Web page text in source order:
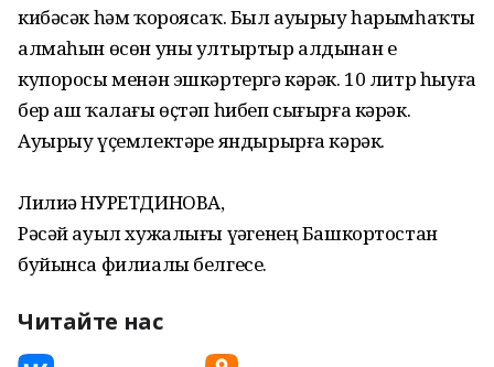
кибәсәк һәм ҡороясаҡ. Был ауырыу һарымһаҡты
алмаһын өсөн уны ултыртыр алдынан еҙ
купоросы менән эшкәртергә кәрәк. 10 литр һыуға
бер аш ҡалағы өҫтәп һибеп сығырға кәрәк.
Ауырыу үҫемлектәрҙе яндырырға кәрәк.
Лилиә НУРЕТДИНОВА,
Рәсәй ауыл хужалығы үҙәгенең Башкортостан
буйынса филиалы белгесе.
Читайте нас